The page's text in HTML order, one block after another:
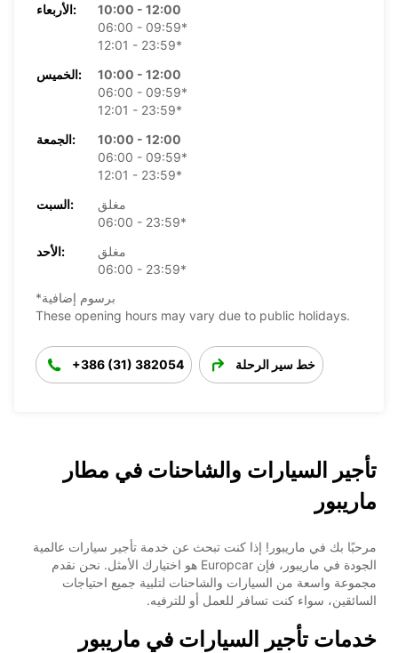
الأربعاء:
10:00 - 12:00
06:00 - 09:59*
12:01 - 23:59*
الخميس:
10:00 - 12:00
06:00 - 09:59*
12:01 - 23:59*
الجمعة:
10:00 - 12:00
06:00 - 09:59*
12:01 - 23:59*
السبت:
مغلق
06:00 - 23:59*
الأحد:
مغلق
06:00 - 23:59*
*برسوم إضافية
These opening hours may vary due to public holidays.
+386 (31) 382054 خط سير الرحلة
تأجير السيارات والشاحنات في مطار
ماريبور
مرحبًا بك في ماريبور! إذا كنت تبحث عن خدمة تأجير سيارات عالمية
الجودة في ماريبور، فإن Europcar هو اختيارك الأمثل. نحن نقدم
مجموعة واسعة من السيارات والشاحنات لتلبية جميع احتياجات
السائقين، سواء كنت تسافر للعمل أو للترفيه.
خدمات تأجير السيارات في ماريبور